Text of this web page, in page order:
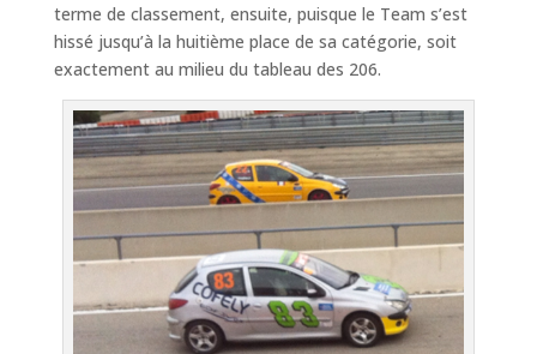
terme de classement, ensuite, puisque le Team s’est
hissé jusqu’à la huitième place de sa catégorie, soit
exactement au milieu du tableau des 206.